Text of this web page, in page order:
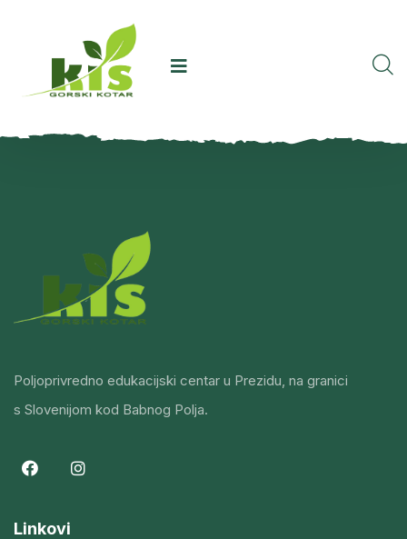
Poljoprivredno edukacijski centar u Prezidu, na granici
s Slovenijom kod Babnog Polja.
Linkovi